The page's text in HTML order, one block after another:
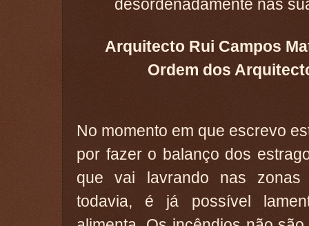
desordenadamente nas
Arquitecto Rui Campos
Ordem dos
No momento em que escrevo
por fazer o balanço dos
que vai lavrando nas
todavia, é já possível